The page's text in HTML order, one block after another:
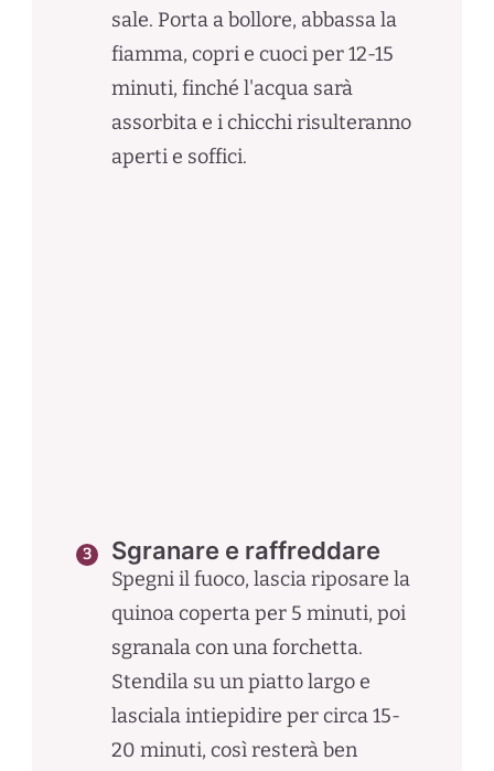
sale. Porta a bollore, abbassa la
fiamma, copri e cuoci per 12-15
minuti, finché l'acqua sarà
assorbita e i chicchi risulteranno
aperti e soffici.
Sgranare e raffreddare
Spegni il fuoco, lascia riposare la
quinoa coperta per 5 minuti, poi
sgranala con una forchetta.
Stendila su un piatto largo e
lasciala intiepidire per circa 15-
20 minuti, così resterà ben